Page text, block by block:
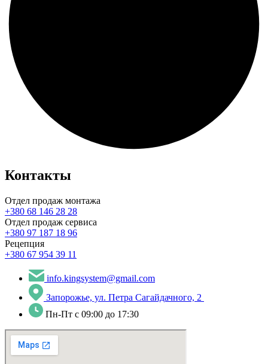
Контакты
Отдел продаж монтажа
+380 68 146 28 28
Отдел продаж сервиса
+380 97 187 18 96
Рецепция
+380 67 954 39 11
info.kingsystem@gmail.com
Запорожье, ул. Петра Сагайдачного, 2
Пн-Пт с 09:00 до 17:30